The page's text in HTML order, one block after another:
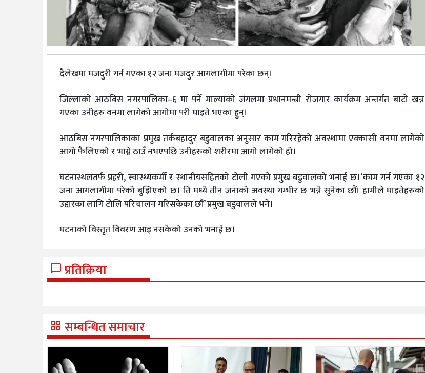
दैलेखमा मजदुरी गर्न गएका १२ जना मजदुर आगलागीमा परेका छन्।
जिल्लाको आठबिस नगरपालिका–६ मा पर्ने माल्याको जंगलमा प्रधानमन्त्री रोजगार कार्यक्रम अन्तर्गत बाटो खन्न
गएका उनीहरु वनमा लागेको आगोमा परी घाइते भएका हुन्।
आठबिस नगरपालिकाका प्रमुख तर्कबहादुर बडुवालका अनुसार काम गरिरहेको अवस्थामा एक्कासी वनमा लागेको
आगो फैलिएको र भाग्ने ठाउँ नभएपछि उनीहरुको शरीरमा आगो लागेको हो।
घटनास्थलतर्फ प्रहरी, स्वास्थ्यकर्मी र स्थानीयसहितको टोली गएको प्रमुख बडुवालको भनाई छ।‘काम गर्न गएका १२
जना आगलागीमा परेको बुझिएको छ। ति मध्ये तीन जनाको अवस्था गम्भीर छ भन्ने सुनेका छौं। हामीले घाइतेहरुको
उद्दारका लागि टोलि परिचालन गरिसकेका छौं’ प्रमुख बडुवालले भने।
घटनाको विस्तृत विवरण आइ नसकेको उनको भनाई छ।
प्रतिक्रिया
सम्बन्धित समाचार